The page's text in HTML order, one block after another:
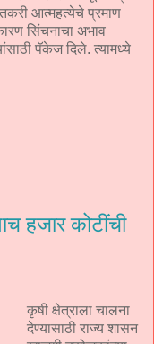
आत्महत्येचे प्रमाण
सिंचनाचा अभाव
पॅकेज दिले. त्यामध्ये
हजार कोटींची
कृषी क्षेत्राला चालना
देण्यासाठी राज्य शासन